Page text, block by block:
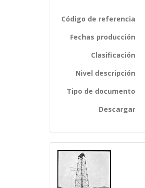
Código de referencia
Fechas producción
Clasificación
Nivel descripción
Tipo de documento
Descargar